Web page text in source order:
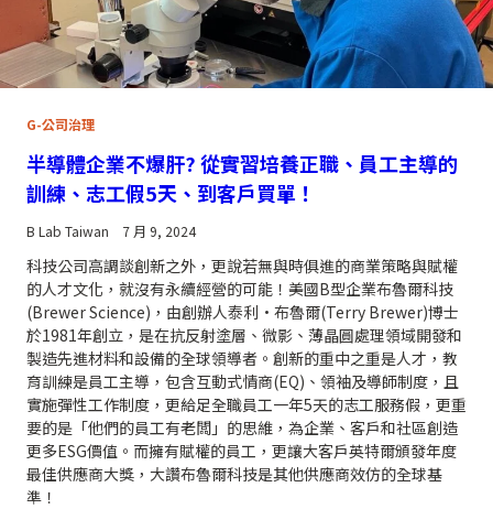
G-公司治理
半導體企業不爆肝? 從實習培養正職、員工主導的
訓練、志工假5天、到客戶買單！
B Lab Taiwan 7 月 9, 2024
科技公司高調談創新之外，更說若無與時俱進的商業策略與賦權
的人才文化，就沒有永續經營的可能！美國B型企業布魯爾科技
(Brewer Science)，由創辦人泰利·布魯爾(Terry Brewer)博士
於1981年創立，是在抗反射塗層、微影、薄晶圓處理領域開發和
製造先進材料和設備的全球領導者。創新的重中之重是人才，教
育訓練是員工主導，包含互動式情商(EQ)、領袖及導師制度，且
實施彈性工作制度，更給足全職員工一年5天的志工服務假，更重
要的是「他們的員工有老闆」的思維，為企業、客戶和社區創造
更多ESG價值。而擁有賦權的員工，更讓大客戶英特爾頒發年度
最佳供應商大獎，大讚布魯爾科技是其他供應商效仿的全球基
準！